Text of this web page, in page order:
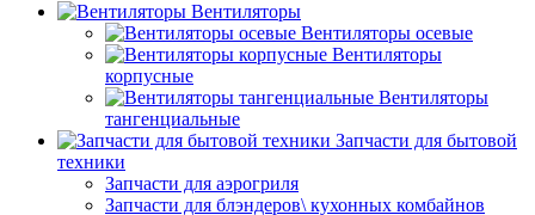
Вентиляторы
Вентиляторы осевые
Вентиляторы
корпусные
Вентиляторы
тангенциальные
Запчасти для бытовой
техники
Запчасти для аэрогриля
Запчасти для блэндеров\ кухонных комбайнов